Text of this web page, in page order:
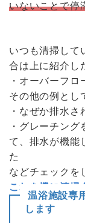
いないことで停
いつも清掃して
合は上に紹介し
・オーバーフ
その他の例とし
・なぜか排水さ
・グレーチン
て、排水が機能
た
などチェックを
これを機に清掃
温浴施設専
します